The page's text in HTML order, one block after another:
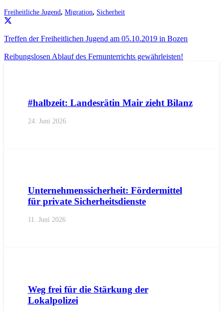
Freiheitliche Jugend, Migration, Sicherheit
Treffen der Freiheitlichen Jugend am 05.10.2019 in Bozen
Reibungslosen Ablauf des Fernunterrichts gewährleisten!
#halbzeit: Landesrätin Mair zieht Bilanz
24. Juni 2026
Unternehmenssicherheit: Fördermittel
für private Sicherheitsdienste
11. Juni 2026
Weg frei für die Stärkung der
Lokalpolizei